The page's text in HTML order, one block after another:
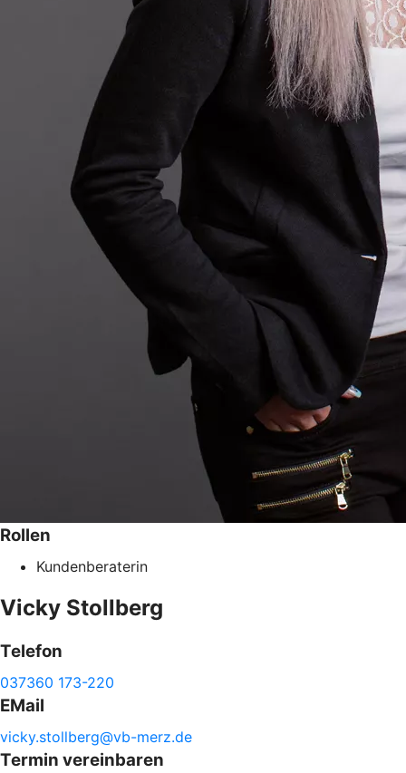
Rollen
Kundenberaterin
Vicky Stollberg
Telefon
037360 173-220
EMail
vicky.stollberg@vb-merz.de
Termin vereinbaren